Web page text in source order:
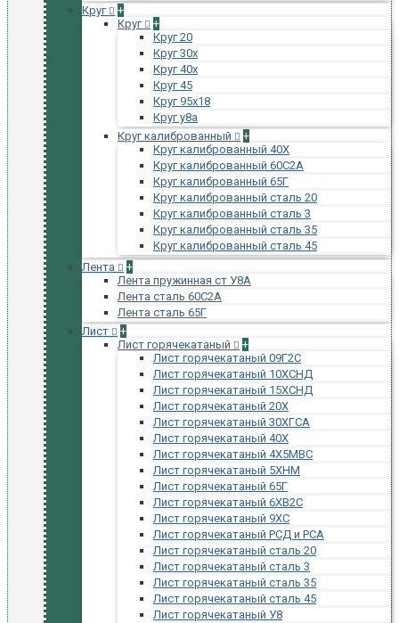
Круг
+
Круг
+
Круг 20
Круг 30х
Круг 40х
Круг 45
Круг 95х18
Круг у8а
Круг калиброванный
+
Круг калиброванный 40Х
Круг калиброванный 60С2А
Круг калиброванный 65Г
Круг калиброванный сталь 20
Круг калиброванный сталь 3
Круг калиброванный сталь 35
Круг калиброванный сталь 45
Лента
+
Лента пружинная ст У8А
Лента сталь 60С2А
Лента сталь 65Г
Лист
+
Лист горячекатаный
+
Лист горячекатаный 09Г2С
Лист горячекатаный 10ХСНД
Лист горячекатаный 15ХСНД
Лист горячекатаный 20Х
Лист горячекатаный 30ХГСА
Лист горячекатаный 40Х
Лист горячекатаный 4Х5МВС
Лист горячекатаный 5ХНМ
Лист горячекатаный 65Г
Лист горячекатаный 6ХВ2С
Лист горячекатаный 9ХС
Лист горячекатаный РСД и РСА
Лист горячекатаный сталь 20
Лист горячекатаный сталь 3
Лист горячекатаный сталь 35
Лист горячекатаный сталь 45
Лист горячекатаный У8